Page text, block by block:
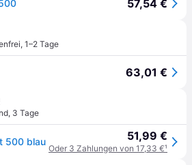
57,54 €
, 1–2 Tage
63,01 €
, 3 Tage
500 blau 51,99 €
Oder 3 Zahlungen von 17,33 €¹